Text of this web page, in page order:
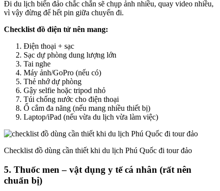
Đi du lịch biển đảo chắc chắn sẽ chụp ảnh nhiều, quay video nhiều,
vì vậy đừng để hết pin giữa chuyến đi.
Checklist đồ điện tử nên mang:
Điện thoại + sạc
Sạc dự phòng dung lượng lớn
Tai nghe
Máy ảnh/GoPro (nếu có)
Thẻ nhớ dự phòng
Gậy selfie hoặc tripod nhỏ
Túi chống nước cho điện thoại
Ổ cắm đa năng (nếu mang nhiều thiết bị)
Laptop/iPad (nếu vừa du lịch vừa làm việc)
Checklist đồ dùng cần thiết khi du lịch Phú Quốc đi tour đảo
5. Thuốc men – vật dụng y tế cá nhân (rất nên
chuẩn bị)